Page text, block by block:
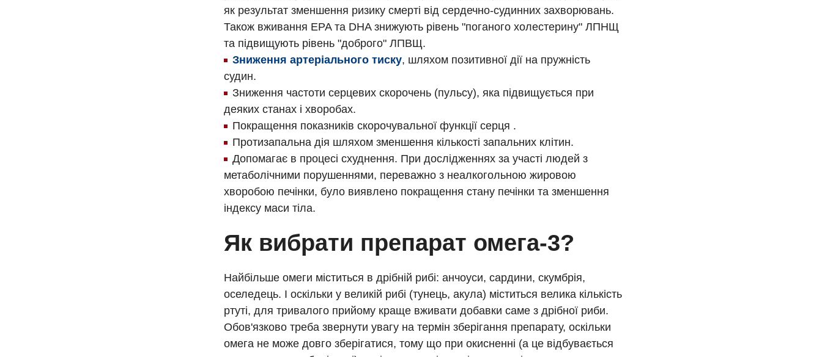
як результат зменшення ризику смерті від сердечно-судинних захворювань.
Також вживання EPA та DHA знижують рівень "поганого холестерину" ЛПНЩ
та підвищують рівень "доброго" ЛПВЩ.
Зниження артеріального тиску, шляхом позитивної дії на пружність
судин.
Зниження частоти серцевих скорочень (пульсу), яка підвищується при
деяких станах і хворобах.
Покращення показників скорочувальної функції серця .
Протизапальна дія шляхом зменшення кількості запальних клітин.
Допомагає в процесі схуднення. При дослідженнях за участі людей з
метаболічними порушеннями, переважно з неалкогольною жировою
хворобою печінки, було виявлено покращення стану печінки та зменшення
індексу маси тіла.
Як вибрати препарат омега-3?
Найбільше омеги міститься в дрібній рибі: анчоуси, сардини, скумбрія,
оселедець. І оскільки у великій рибі (тунець, акула) міститься велика кількість
ртуті, для тривалого прийому краще вживати добавки саме з дрібної риби.
Обов'язково треба звернути увагу на термін зберігання препарату, оскільки
омега не може довго зберігатися, тому що при окисненні (а це відбувається